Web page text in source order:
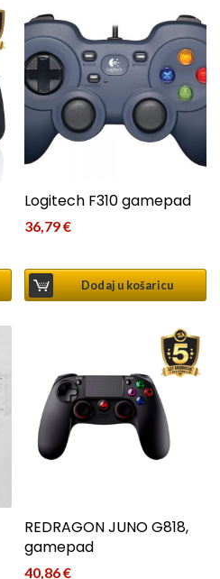
Logitech F310 gamepad
36,79€
Dodaj u košaricu
REDRAGON JUNO G818,
gamepad
40,86€